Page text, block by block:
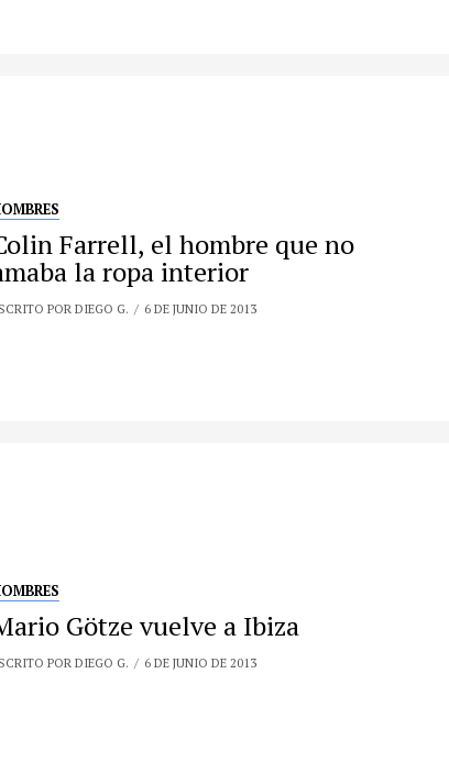
Farrell, el hombre que no
la ropa interior
POR DIEGO G. 6 DE JUNIO DE 2013
Götze vuelve a Ibiza
POR DIEGO G. 6 DE JUNIO DE 2013